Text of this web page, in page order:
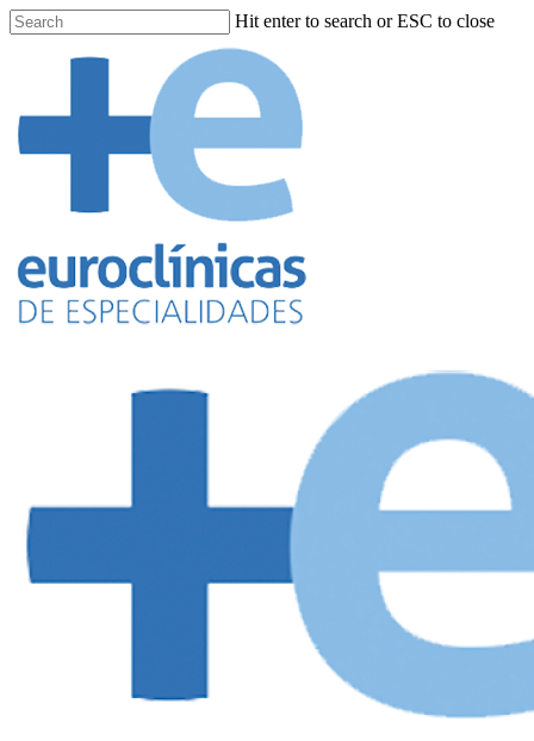
Hit enter to search or ESC to close